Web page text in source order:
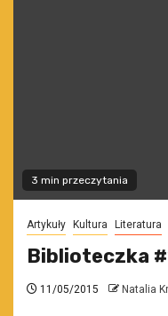
3 min przeczytania
Artykuły Kultura Literatura
Biblioteczka
11/05/2015 Natalia